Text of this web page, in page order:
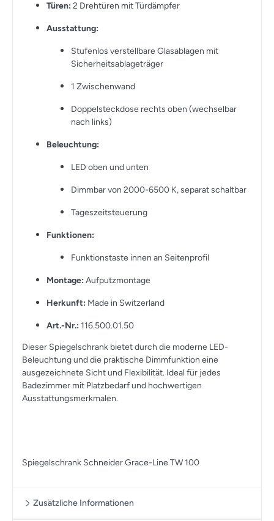
Türen: 2 Drehtüren mit Türdämpfer
Ausstattung:
Stufenlos verstellbare Glasablagen mit
Sicherheitsablageträger
1 Zwischenwand
Doppelsteckdose rechts oben (wechselbar
nach links)
Beleuchtung:
LED oben und unten
Dimmbar von 2000-6500 K, separat schaltbar
Tageszeitsteuerung
Funktionen:
Funktionstaste innen an Seitenprofil
Montage: Aufputzmontage
Herkunft: Made in Switzerland
Art.-Nr.: 116.500.01.50
Dieser Spiegelschrank bietet durch die moderne LED-
Beleuchtung und die praktische Dimmfunktion eine
ausgezeichnete Sicht und Flexibilität. Ideal für jedes
Badezimmer mit Platzbedarf und hochwertigen
Ausstattungsmerkmalen.
Spiegelschrank Schneider Grace-Line TW 100
Zusätzliche Informationen